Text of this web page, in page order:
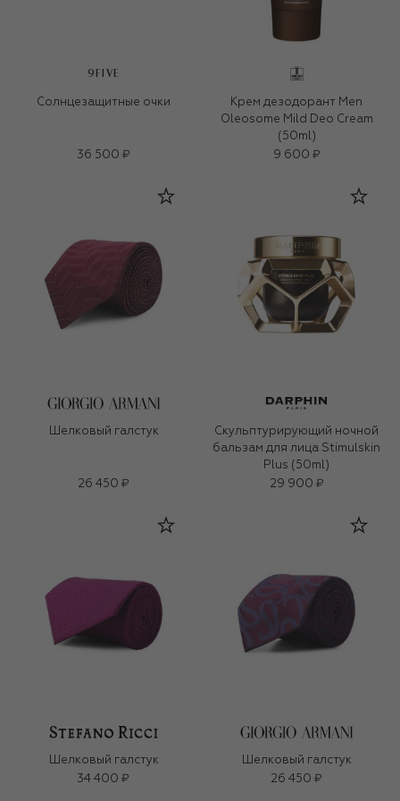
9FIVE
Солнцезащитные очки
36 500 ₽
Крем дезодорант Men
Oleosome Mild Deo Cream
(50ml)
9 600 ₽
Шелковый галстук
26 450 ₽
Скульптурирующий ночной
бальзам для лица Stimulskin
Plus (50ml)
29 900 ₽
Шелковый галстук
34 400 ₽
Шелковый галстук
26 450 ₽